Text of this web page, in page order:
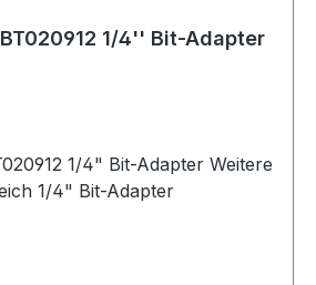
Brilliant Tools BT020912 1/4'' Bit-Adapter
Produkte im Bereich 1/4" Bit-Adapter